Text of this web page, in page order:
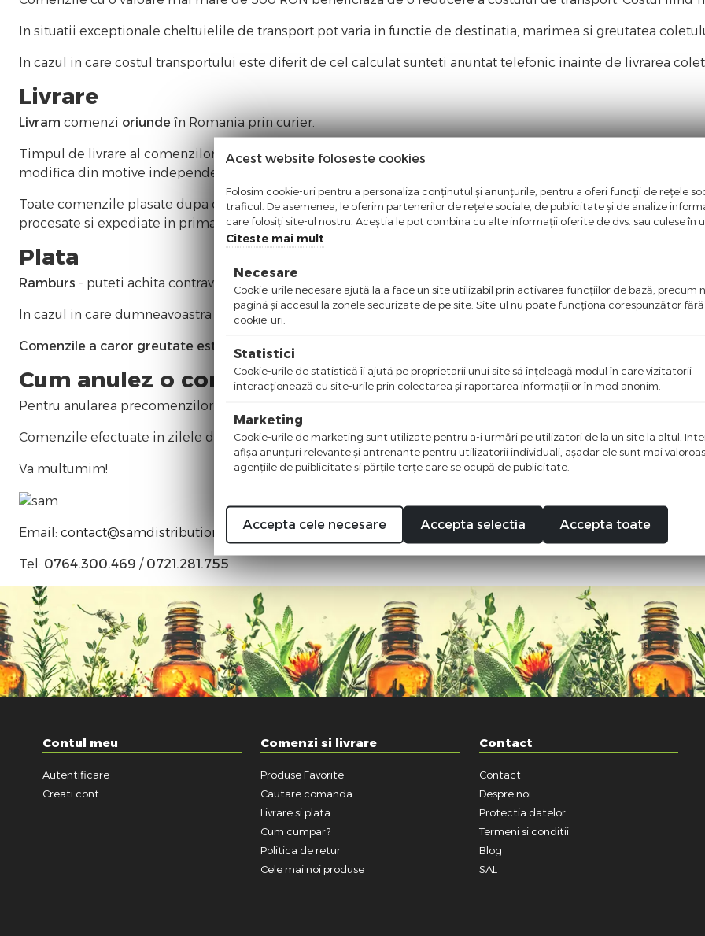
In situatii exceptionale cheltuielile de transport pot varia in functie de destinatia, marimea si greutatea
In cazul in care costul transportului este diferit de cel calculat sunteti anuntat telefonic inainte de livrarea
Livrare
Livram comenzi oriunde în Romania prin curier.
Timpul de livrare al comenzilor dupa confirmare este de 1 - 5 zile lucratoare, oriunde in Romania. Pot exista
modifica din motive independente de noi.
Toate comenzile plasate dupa ora 15.00 se vor expedia in urmatoarea zi lucratoare. Comenzile sosite Vineri
procesate si expediate in prima zi lucratoare, Luni!
Plata
Ramburs - puteti achita contravaloarea comenzii direct la curier in momentul primirii coletului.
In cazul in care dumneavoastra nu sunteti la adresa mentionata in momentul livrarii, puteti apela la o alta
Comenzile a caror greutate este mai mare 10 kg, vor fi achitate prin OP.
Cum anulez o comanda
Pentru anularea precomenzilor vă rugăm să ne contactaţi prin e-mail la sau la
Comenzile efectuate in zilele de Vineri dupa ora 15.00, Sambata si Duminica vor fi expediate in cursul zilei de
Va multumim!
Email: contact@samdistribution.ro
Tel: 0764.300.469 / 0721.281.755
Contul meu
Autentificare
Creati cont
Comenzi si livrare
Produse Favorite
Cautare comanda
Livrare si plata
Cum cumpar?
Politica de retur
Cele mai noi produse
Contact
Contact
Despre noi
Protectia datelor
Termeni si conditii
Blog
SAL
Acest website foloseste cookies
Folosim cookie-uri pentru a personaliza conținutul și anunțurile, pentru a oferi funcții de rețele
traficul. De asemenea, le oferim partenerilor de rețele sociale, de publicitate și de analize
care folosiți site-ul nostru. Aceștia le pot combina cu alte informații oferite de dvs. sau culese în
Citeste mai mult
Necesare
Cookie-urile necesare ajută la a face un site utilizabil prin activarea funcţiilor de bază, precum
pagină şi accesul la zonele securizate de pe site. Site-ul nu poate funcţiona corespunzător
cookie-uri.
Statistici
Cookie-urile de statistică îi ajută pe proprietarii unui site să înţeleagă modul în care vizitatorii
interacţionează cu site-urile prin colectarea şi raportarea informaţiilor în mod anonim.
Marketing
Cookie-urile de marketing sunt utilizate pentru a-i urmări pe utilizatori de la un site la altul.
afişa anunţuri relevante şi antrenante pentru utilizatorii individuali, aşadar ele sunt mai
agenţiile de puiblicitate şi părţile terţe care se ocupă de publicitate.
Accepta cele necesare Accepta selectia Accepta toate